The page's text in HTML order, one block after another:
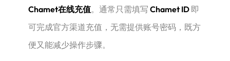
Chamet在线充值。通常只需填写 Chamet ID即
可完成官方渠道充值，无需提供账号密码，既方
便又能减少操作步骤。